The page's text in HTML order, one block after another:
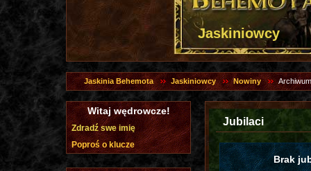
Jaskiniowcy
Jaskinia Behemota Jaskiniowcy Nowiny
Jubilaci
Brak
Witaj wędrowcze!
Zdradź swe imię
Poproś o klucze